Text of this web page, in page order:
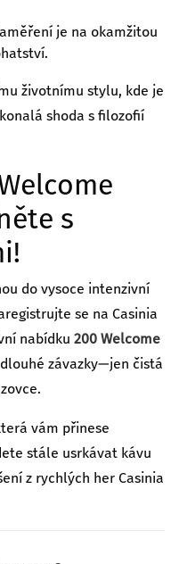
je na okamžitou
životnímu stylu, kde je
shoda s filozofií
s
do vysoce intenzivní
se na Casinia
nabídku 200 Welcome
závazky—jen čistá
vám přinese
stále usrkávat kávu
z rychlých her Casinia